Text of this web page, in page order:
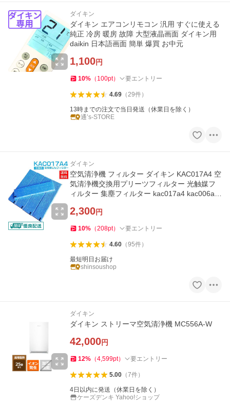
ダイキン
ダイキン エアコンリモコン 汎用 すぐに使える
純正 冷房 暖房 故障 大型液晶画面 ダイキン用
daikin 日本語画面 簡単 爆買 お中元
1,100円
10% （ 100pt） 要エントリー
4.69（29件）
13時までの注文で当日発送（休業日を除く）
通’s-STORE
ダイキン
空気清浄機 フィルター ダイキン KAC017A4 空
気清浄機交換用プリーツフィルター 光触媒フ
ィルター 集塵フィルター kac017a4 kac006a4
2,300円
10% （208pt） 要エントリー
4.60（95件）
最短明日お届け
shinsoushop
ダイキン
ダイキン ストリーマ空気清浄機 MC556A-W
42,000円
12% （4,599pt） 要エントリー
5.00（7件）
4日以内に発送（休業日を除く）
ケーズデンキ Yahoo!ショップ